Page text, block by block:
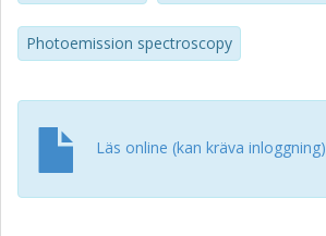
Photoemission spectroscopy
Läs online (kan kräva inloggning)